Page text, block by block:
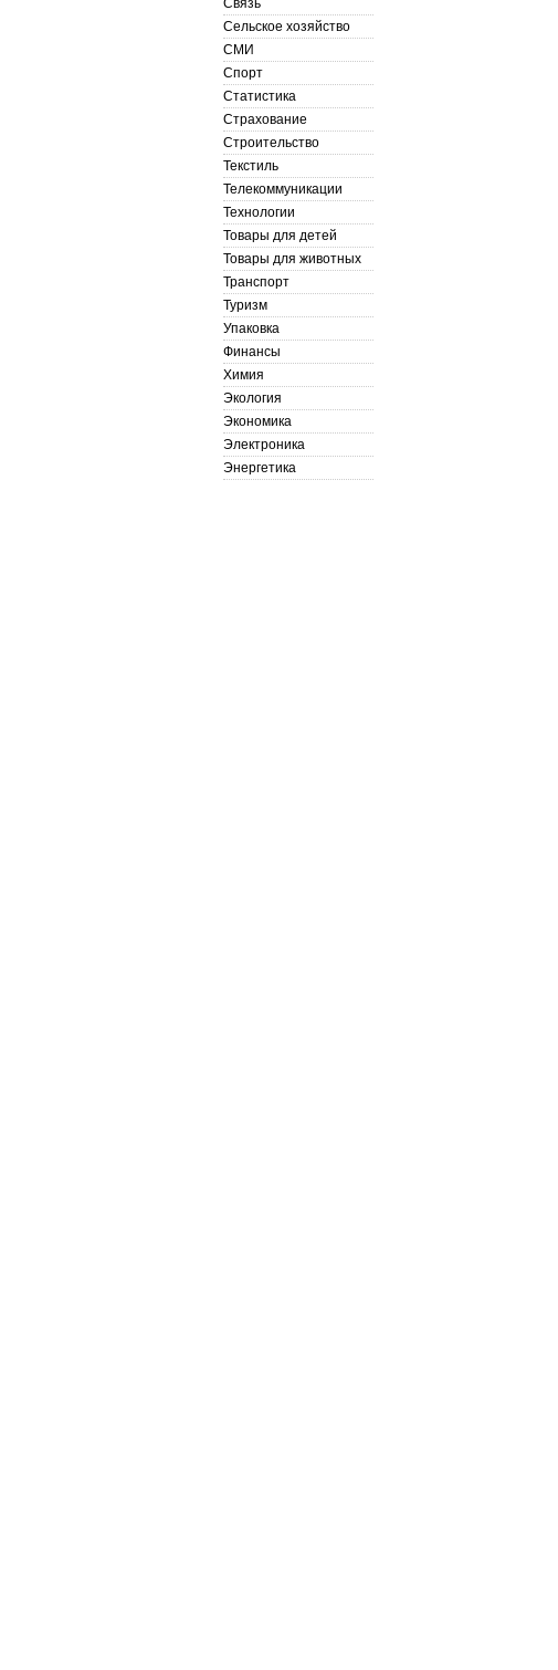
Связь
Сельское хозяйство
СМИ
Спорт
Статистика
Страхование
Строительство
Текстиль
Телекоммуникации
Технологии
Товары для детей
Товары для животных
Транспорт
Туризм
Упаковка
Финансы
Химия
Экология
Экономика
Электроника
Энергетика